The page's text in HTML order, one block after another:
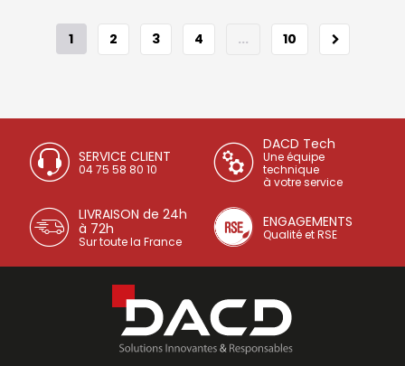
1 2 3 4 ... 10
SERVICE CLIENT
04 75 58 80 10
DACD Tech
Une équipe
technique
à votre service
LIVRAISON de 24h
à 72h
Sur toute la France
ENGAGEMENTS
Qualité et RSE